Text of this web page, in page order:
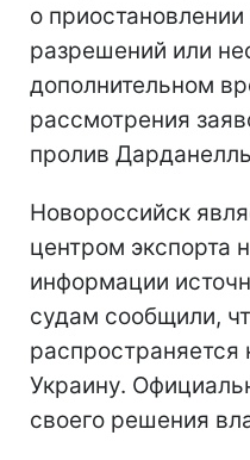
о
разрешений или
дополнительном
рассмотрения
пролив
Новороссийск
центром экспорта
информации
судам сообщили,
Украину.
своего решения